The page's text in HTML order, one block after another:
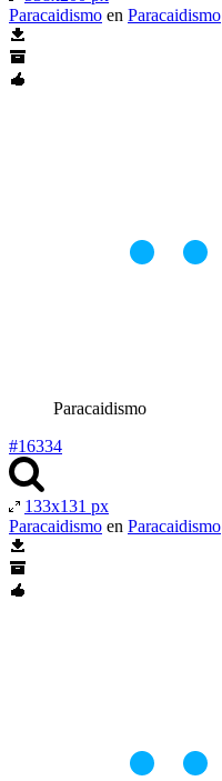
Paracaidismo en Paracaidismo
Paracaidismo
#16334
133x131 px
Paracaidismo en Paracaidismo